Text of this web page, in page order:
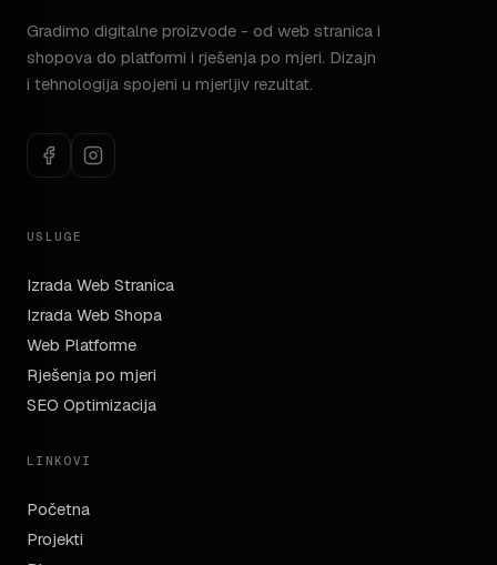
Gradimo digitalne proizvode - od web stranica i
shopova do platformi i rješenja po mjeri. Dizajn
i tehnologija spojeni u mjerljiv rezultat.
USLUGE
Izrada Web Stranica
Izrada Web Shopa
Web Platforme
Rješenja po mjeri
SEO Optimizacija
LINKOVI
Početna
Projekti